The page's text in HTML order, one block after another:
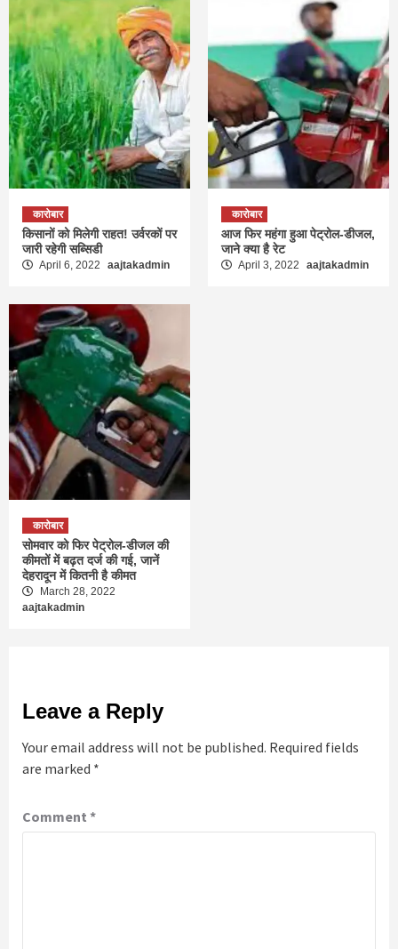
कारोबार
किसानों को मिलेगी राहत! उर्वरकों पर
जारी रहेगी सब्सिडी
April 6, 2022 aajtakadmin
कारोबार
आज फिर महंगा हुआ पेट्रोल-डीजल,
जाने क्या है रेट
April 3, 2022 aajtakadmin
कारोबार
सोमवार को फिर पेट्रोल-डीजल की
कीमतों में बढ़त दर्ज की गई, जानें
देहरादून में कितनी है कीमत
March 28, 2022
aajtakadmin
Leave a Reply
Your email address will not be published. Required fields
are marked *
Comment *